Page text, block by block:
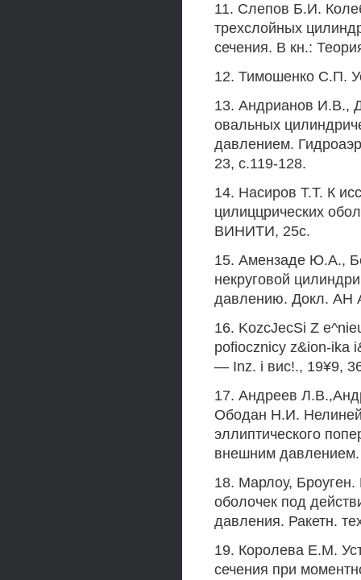
11. Слепов Б.И.
трехслойных
сечения. В кн.:
12. Тимошенко С.П.
13. Андрианов И.В.,
овальных
давлением.
23, с.119-128.
14. Насиров Т.Т. К
цилиццрических
ВИНИТИ, 25с.
15. Амензаде Ю.А.,
некруговой
давлению. Докл. АН
16. KozcJecSi Z
pofiocznicy z&ion-ika
— Inz. i вис!., 19¥9,
17. Андреев
Ободан Н.И.
эллиптического
внешним
18. Марлоу, Броуген.
оболочек под
давления. Ракетн.
19. Королева Е.М.
сечения при